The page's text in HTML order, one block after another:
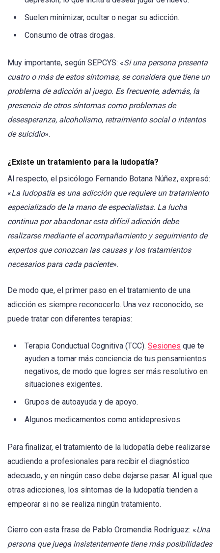
Suelen minimizar, ocultar o negar su adicción.
Consumo de otras drogas.
Muy importante, según SEPCYS: «Si una persona presenta
cuatro o más de estos síntomas, se considera que tiene un
problema de adicción al juego. Es frecuente, además, la
presencia de otros síntomas como problemas de
desesperanza, alcoholismo, retraimiento social o intentos
de suicidio».
¿Existe un tratamiento para la ludopatía?
Al respecto, el psicólogo Fernando Botana Núñez, expresó:
«La ludopatía es una adicción que requiere un tratamiento
especializado de la mano de especialistas. La lucha
continua por abandonar esta difícil adicción debe
realizarse mediante el acompañamiento y seguimiento de
expertos que conozcan las causas y los tratamientos
necesarios para cada paciente».
De modo que, el primer paso en el tratamiento de una
adicción es siempre reconocerlo. Una vez reconocido, se
puede tratar con diferentes terapias:
Terapia Conductual Cognitiva (TCC). Sesiones que te
ayuden a tomar más conciencia de tus pensamientos
negativos, de modo que logres ser más resolutivo en
situaciones exigentes.
Grupos de autoayuda y de apoyo.
Algunos medicamentos como antidepresivos.
Para finalizar, el tratamiento de la ludopatía debe realizarse
acudiendo a profesionales para recibir el diagnóstico
adecuado, y en ningún caso debe dejarse pasar. Al igual que
otras adicciones, los síntomas de la ludopatía tienden a
empeorar si no se realiza ningún tratamiento.
Cierro con esta frase de Pablo Oromendia Rodríguez: «Una
persona que juega insistentemente tiene más posibilidades